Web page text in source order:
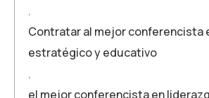
,
Contratar al mejor conferencista
estratégico y educativo
,
el mejor conferencista en